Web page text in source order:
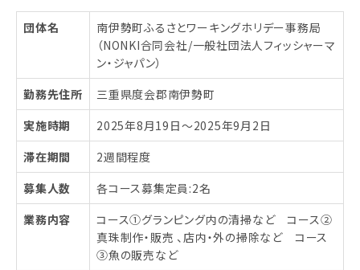
団体名
南伊勢町ふるさとワーキングホリデー事務局
（NONKI合同会社/一般社団法人フィッシャーマ
ン・ジャパン）
勤務先住所
三重県度会郡南伊勢町
実施時期
2025年8月19日〜2025年9月2日
滞在期間
2週間程度
募集人数
各コース募集定員:2名
業務内容
コース①グランピング内の清掃など コース②
真珠制作・販売 、店内・外の掃除など コース
③魚の販売など